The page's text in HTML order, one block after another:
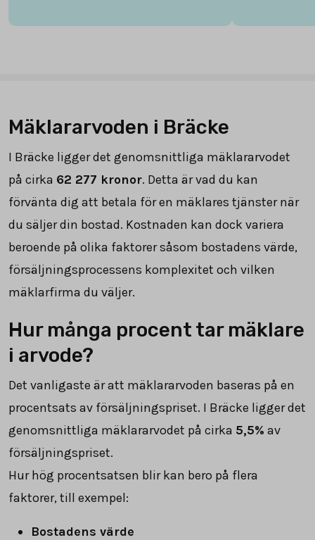
Mäklararvoden i Bräcke
I Bräcke ligger det genomsnittliga mäklararvodet
på cirka 62 277 kronor. Detta är vad du kan
förvänta dig att betala för en mäklares tjänster när
du säljer din bostad. Kostnaden kan dock variera
beroende på olika faktorer såsom bostadens värde,
försäljningsprocessens komplexitet och vilken
mäklarfirma du väljer.
Hur många procent tar mäklare
i arvode?
Det vanligaste är att mäklararvoden baseras på en
procentsats av försäljningspriset. I Bräcke ligger det
genomsnittliga mäklararvodet på cirka 5,5% av
försäljningspriset.
Hur hög procentsatsen blir kan bero på flera
faktorer, till exempel:
Bostadens värde